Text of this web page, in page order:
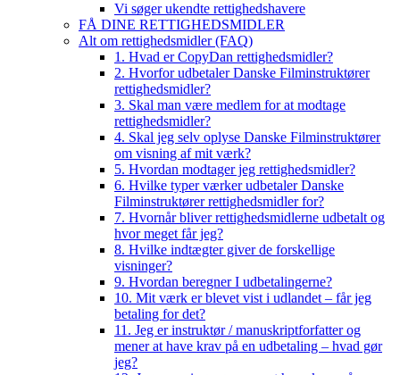
Vi søger ukendte rettighedshavere
FÅ DINE RETTIGHEDSMIDLER
Alt om rettighedsmidler (FAQ)
1. Hvad er CopyDan rettighedsmidler?
2. Hvorfor udbetaler Danske Filminstruktører
rettighedsmidler?
3. Skal man være medlem for at modtage
rettighedsmidler?
4. Skal jeg selv oplyse Danske Filminstruktører
om visning af mit værk?
5. Hvordan modtager jeg rettighedsmidler?
6. Hvilke typer værker udbetaler Danske
Filminstruktører rettighedsmidler for?
7. Hvornår bliver rettighedsmidlerne udbetalt og
hvor meget får jeg?
8. Hvilke indtægter giver de forskellige
visninger?
9. Hvordan beregner I udbetalingerne?
10. Mit værk er blevet vist i udlandet – får jeg
betaling for det?
11. Jeg er instruktør / manuskriptforfatter og
mener at have krav på en udbetaling – hvad gør
jeg?